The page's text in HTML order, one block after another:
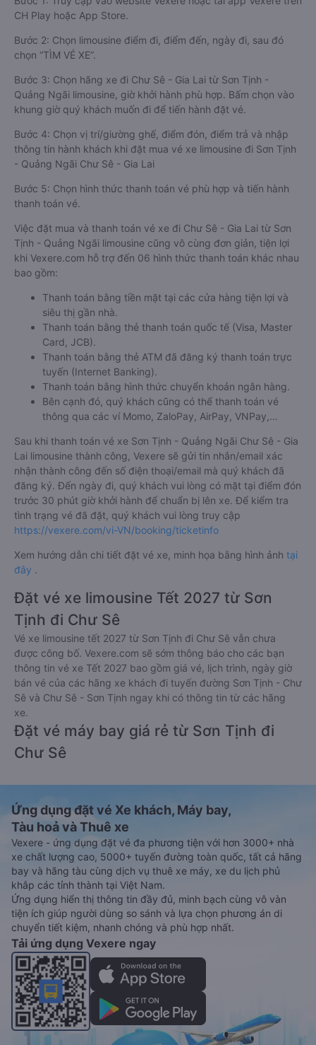
CH Play hoặc App Store.
Bước 2: Chọn limousine điểm đi, điểm đến, ngày đi, sau đó
chọn “TÌM VÉ XE”.
Bước 3: Chọn hãng xe đi Chư Sê - Gia Lai từ Sơn Tịnh -
Quảng Ngãi limousine, giờ khởi hành phù hợp. Bấm chọn vào
khung giờ quý khách muốn đi để tiến hành đặt vé.
Bước 4: Chọn vị trí/giường ghế, điểm đón, điểm trả và nhập
thông tin hành khách khi đặt mua vé xe limousine đi Sơn Tịnh
- Quảng Ngãi Chư Sê - Gia Lai
Bước 5: Chọn hình thức thanh toán vé phù hợp và tiến hành
thanh toán vé.
Việc đặt mua và thanh toán vé xe đi Chư Sê - Gia Lai từ Sơn
Tịnh - Quảng Ngãi limousine cũng vô cùng đơn giản, tiện lợi
khi Vexere.com hỗ trợ đến 06 hình thức thanh toán khác nhau
bao gồm:
Thanh toán bằng tiền mặt tại các cửa hàng tiện lợi và
siêu thị gần nhà.
Thanh toán bằng thẻ thanh toán quốc tế (Visa, Master
Card, JCB).
Thanh toán bằng thẻ ATM đã đăng ký thanh toán trực
tuyến (Internet Banking).
Thanh toán bằng hình thức chuyển khoản ngân hàng.
Bên cạnh đó, quý khách cũng có thể thanh toán vé
thông qua các ví Momo, ZaloPay, AirPay, VNPay,…
Sau khi thanh toán vé xe Sơn Tịnh - Quảng Ngãi Chư Sê - Gia
Lai limousine thành công, Vexere sẽ gửi tin nhắn/email xác
nhận thành công đến số điện thoại/email mà quý khách đã
đăng ký. Đến ngày đi, quý khách vui lòng có mặt tại điểm đón
trước 30 phút giờ khởi hành để chuẩn bị lên xe. Để kiểm tra
tình trạng vé đã đặt, quý khách vui lòng truy cập
https://vexere.com/vi-VN/booking/ticketinfo
Xem hướng dẫn chi tiết đặt vé xe, minh họa bằng hình ảnh tại
đây .
Đặt vé xe limousine Tết 2027 từ Sơn
Tịnh đi Chư Sê
Vé xe limousine tết 2027 từ Sơn Tịnh đi Chư Sê vẫn chưa
được công bố. Vexere.com sẽ sớm thông báo cho các bạn
thông tin vé xe Tết 2027 bao gồm giá vé, lịch trình, ngày giờ
bán vé của các hãng xe khách đi tuyến đường Sơn Tịnh - Chư
Sê và Chư Sê - Sơn Tịnh ngay khi có thông tin từ các hãng
xe.
Đặt vé máy bay giá rẻ từ Sơn Tịnh đi
Chư Sê
Ứng dụng đặt vé Xe khách, Máy bay,
Tàu hoả và Thuê xe
Vexere - ứng dụng đặt vé đa phương tiện với hơn 3000+ nhà
xe chất lượng cao, 5000+ tuyến đường toàn quốc, tất cả hãng
bay và hãng tàu cùng dịch vụ thuê xe máy, xe du lịch phủ
khắp các tỉnh thành tại Việt Nam.
Ứng dụng hiển thị thông tin đầy đủ, minh bạch cùng vô vàn
tiện ích giúp người dùng so sánh và lựa chọn phương án di
chuyển tiết kiệm, nhanh chóng và phù hợp nhất.
Tải ứng dụng Vexere ngay